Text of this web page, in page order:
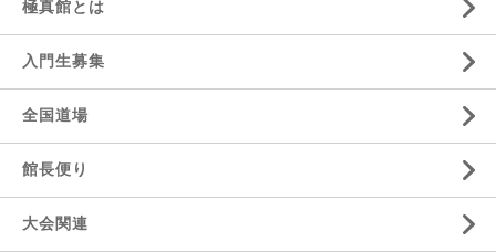
極真館とは
入門生募集
全国道場
館長便り
大会関連